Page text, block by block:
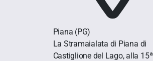
Piana (PG)
La Stramaialata di Piana di
Castiglione del Lago, alla 15ª